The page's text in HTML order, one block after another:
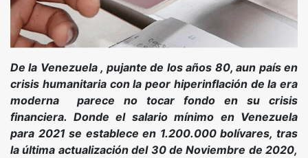
De la Venezuela , pujante de los años 80, aun país en
crisis humanitaria con la peor hiperinflación de la era
moderna parece no tocar fondo en su crisis
financiera. Donde el salario mínimo en Venezuela
para 2021 se establece en 1.200.000 bolívares, tras
la última actualización del 30 de Noviembre de 2020,